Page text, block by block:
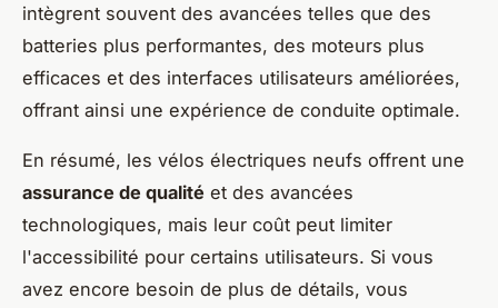
intègrent souvent des avancées telles que des
batteries plus performantes, des moteurs plus
efficaces et des interfaces utilisateurs améliorées,
offrant ainsi une expérience de conduite optimale.
En résumé, les vélos électriques neufs offrent une
assurance de qualité et des avancées
technologiques, mais leur coût peut limiter
l'accessibilité pour certains utilisateurs. Si vous
avez encore besoin de plus de détails, vous